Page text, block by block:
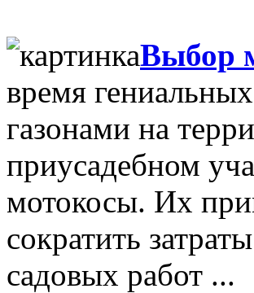
Выбор
время
газонами на
приусадебном
мотокосы. Их
сократить
садовых работ ...